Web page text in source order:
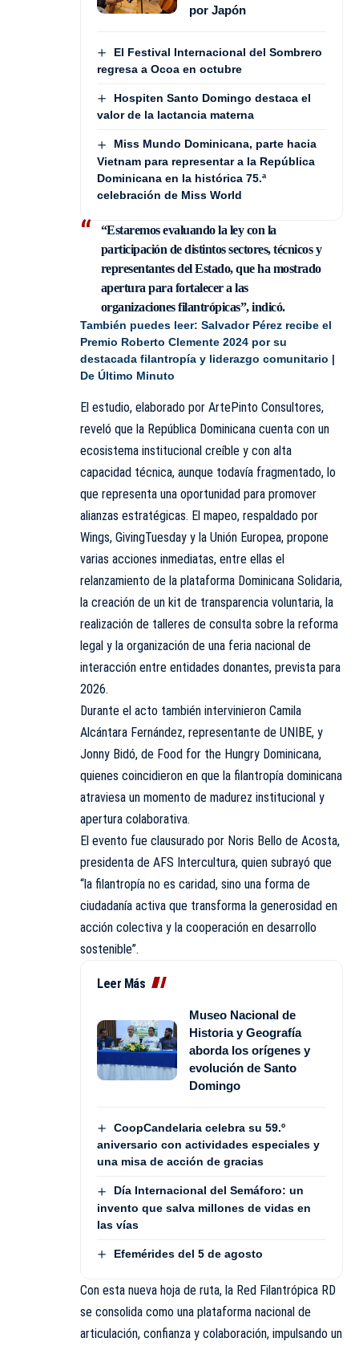
por Japón
El Festival Internacional del Sombrero
regresa a Ocoa en octubre
Hospiten Santo Domingo destaca el
valor de la lactancia materna
Miss Mundo Dominicana, parte hacia
Vietnam para representar a la República
Dominicana en la histórica 75.ª
celebración de Miss World
“Estaremos evaluando la ley con la
participación de distintos sectores, técnicos y
representantes del Estado, que ha mostrado
apertura para fortalecer a las
organizaciones filantrópicas”, indicó.
También puedes leer: Salvador Pérez recibe el
Premio Roberto Clemente 2024 por su
destacada filantropía y liderazgo comunitario |
De Último Minuto
El estudio, elaborado por ArtePinto Consultores,
reveló que la República Dominicana cuenta con un
ecosistema institucional creíble y con alta
capacidad técnica, aunque todavía fragmentado, lo
que representa una oportunidad para promover
alianzas estratégicas. El mapeo, respaldado por
Wings, GivingTuesday y la Unión Europea, propone
varias acciones inmediatas, entre ellas el
relanzamiento de la plataforma Dominicana Solidaria,
la creación de un kit de transparencia voluntaria, la
realización de talleres de consulta sobre la reforma
legal y la organización de una feria nacional de
interacción entre entidades donantes, prevista para
2026.
Durante el acto también intervinieron Camila
Alcántara Fernández, representante de UNIBE, y
Jonny Bidó, de Food for the Hungry Dominicana,
quienes coincidieron en que la filantropía dominicana
atraviesa un momento de madurez institucional y
apertura colaborativa.
El evento fue clausurado por Noris Bello de Acosta,
presidenta de AFS Intercultura, quien subrayó que
“la filantropía no es caridad, sino una forma de
ciudadanía activa que transforma la generosidad en
acción colectiva y la cooperación en desarrollo
sostenible”.
Leer Más
Museo Nacional de
Historia y Geografía
aborda los orígenes y
evolución de Santo
Domingo
CoopCandelaria celebra su 59.º
aniversario con actividades especiales y
una misa de acción de gracias
Día Internacional del Semáforo: un
invento que salva millones de vidas en
las vías
Efemérides del 5 de agosto
Con esta nueva hoja de ruta, la Red Filantrópica RD
se consolida como una plataforma nacional de
articulación, confianza y colaboración, impulsando un